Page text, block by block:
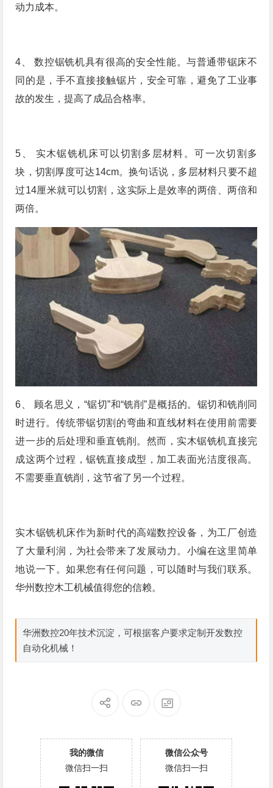
动力成本。
4、 数控锯铣机具有很高的安全性能。与普通带锯床不
同的是，手不直接接触锯片，安全可靠，避免了工业事
故的发生，提高了成品合格率。
5、 实木锯铣机床可以切割多层材料。可一次切割多
块，切割厚度可达14cm。换句话说，多层材料只要不超
过14厘米就可以切割，这实际上是效率的两倍、两倍和
两倍。
6、 顾名思义，“锯切”和“铣削”是概括的。锯切和铣削同
时进行。传统带锯切割的弯曲和直线材料在使用前需要
进一步的后处理和垂直铣削。然而，实木锯铣机直接完
成这两个过程，锯铣直接成型，加工表面光洁度很高。
不需要垂直铣削，这节省了另一个过程。
实木锯铣机床作为新时代的高端数控设备，为工厂创造
了大量利润，为社会带来了发展动力。小编在这里简单
地说一下。如果您有任何问题，可以随时与我们联系。
华州数控木工机械值得您的信赖。
华洲数控20年技术沉淀，可根据客户要求定制开发数控
自动化机械！
我的微信
微信扫一扫
微信公众号
微信扫一扫